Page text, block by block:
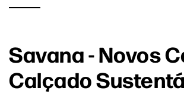
Savana - Novos
Calçado